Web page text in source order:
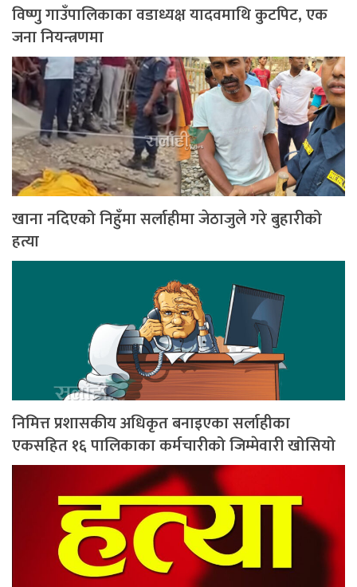
विष्णु गाउँपालिकाका वडाध्यक्ष यादवमाथि कुटपिट, एक
जना नियन्त्रणमा
खाना नदिएको निहुँमा सर्लाहीमा जेठाजुले गरे बुहारीको
हत्या
निमित्त प्रशासकीय अधिकृत बनाइएका सर्लाहीका
एकसहित १६ पालिकाका कर्मचारीको जिम्मेवारी खोसियो